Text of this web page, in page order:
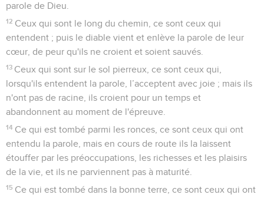
parole de Dieu.
12 Ceux qui sont le long du chemin, ce sont ceux qui
entendent ; puis le diable vient et enlève la parole de leur
cœur, de peur qu'ils ne croient et soient sauvés.
13 Ceux qui sont sur le sol pierreux, ce sont ceux qui,
lorsqu'ils entendent la parole, l’acceptent avec joie ; mais ils
n'ont pas de racine, ils croient pour un temps et
abandonnent au moment de l'épreuve.
14 Ce qui est tombé parmi les ronces, ce sont ceux qui ont
entendu la parole, mais en cours de route ils la laissent
étouffer par les préoccupations, les richesses et les plaisirs
de la vie, et ils ne parviennent pas à maturité.
15 Ce qui est tombé dans la bonne terre, ce sont ceux qui ont